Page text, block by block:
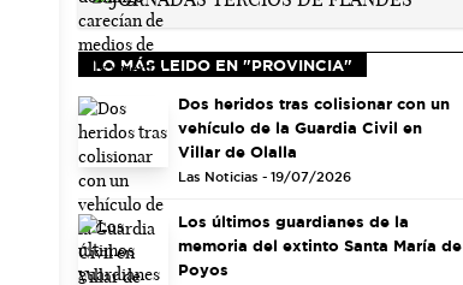
LO MÁS LEIDO EN "PROVINCIA"
Dos heridos tras colisionar con un
vehículo de la Guardia Civil en
Villar de Olalla
Las Noticias - 19/07/2026
Los últimos guardianes de la
memoria del extinto Santa María de
Poyos